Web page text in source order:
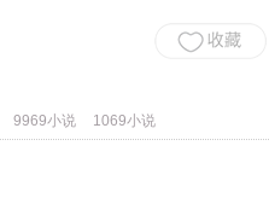
9969小说 1069小说